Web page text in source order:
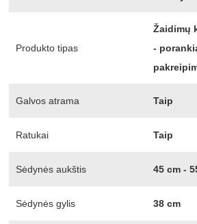
Produkto tipas
Žaidimų
-
Galvos atrama Taip
Ratukai Taip
Sėdynės aukštis 45 cm -
Sėdynės gylis 38 cm